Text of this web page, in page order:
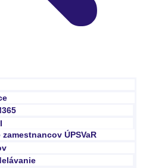
zamestnancov ÚPSVaR